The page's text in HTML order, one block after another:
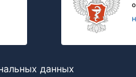
данных